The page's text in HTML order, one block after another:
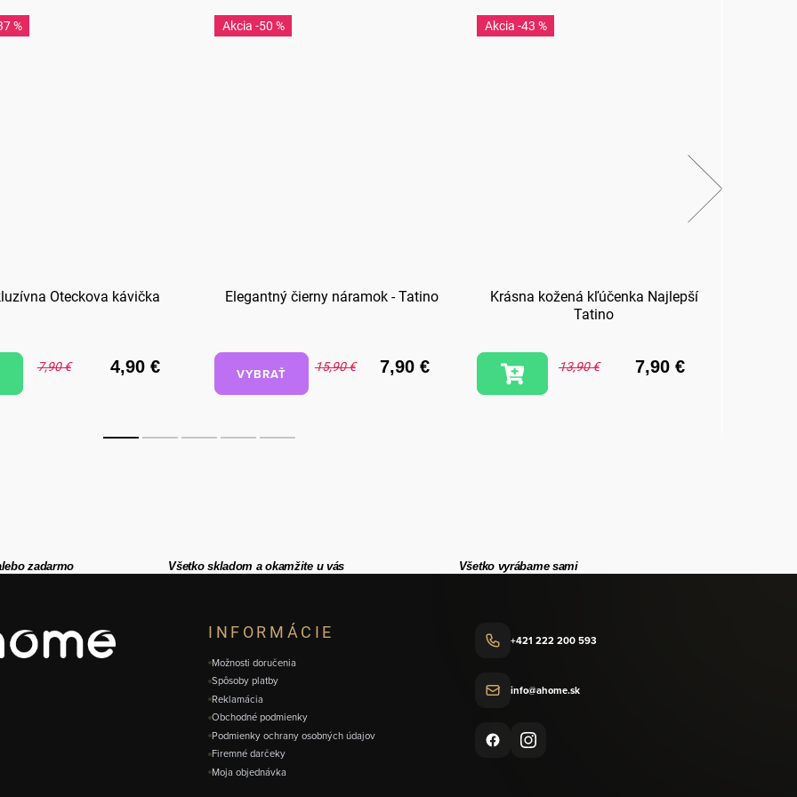
%
Oteckova kávička
7,90 € 4,90 €
-50 %
Elegantný čierny náramok - Tatino
15,90 € 7,90 €
VYBRAŤ
-43 %
Krásna kožená kľúčenka Najlepší
Tatino
13,90 € 7,90 €
zadarmo Všetko skladom a okamžite u vás Všetko vyrábame sami
INFORMÁCIE
Možnosti doručenia
Spôsoby platby
Reklamácia
Obchodné podmienky
Podmienky ochrany osobných údajov
Firemné darčeky
Moja objednávka
+421 222 200 593
info@ahome.sk